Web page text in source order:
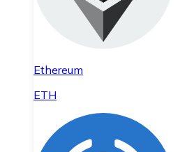
Ethereum
ETH